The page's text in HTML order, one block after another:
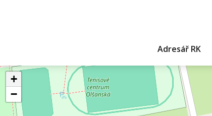
Adresář RK
+
−